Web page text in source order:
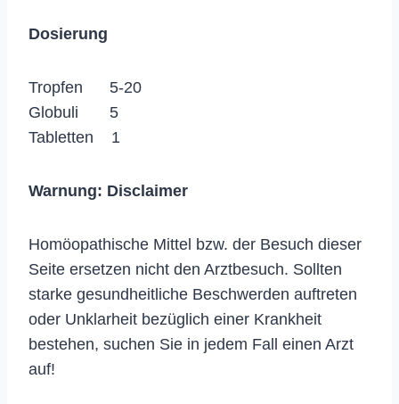
Dosierung
Tropfen 5-20
Globuli 5
Tabletten 1
Warnung: Disclaimer
Homöopathische Mittel bzw. der Besuch dieser
Seite ersetzen nicht den Arztbesuch. Sollten
starke gesundheitliche Beschwerden auftreten
oder Unklarheit bezüglich einer Krankheit
bestehen, suchen Sie in jedem Fall einen Arzt
auf!